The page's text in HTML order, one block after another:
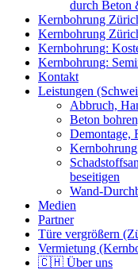
durch Beton
Kernbohrung
Kernbohrung
Kernbohrung:
Kernbohrung:
Kontakt
Leistungen
Abbruch,
Beton
Demontage,
beseitigen
Wand-
Medien
Partner
Türe vergrößern
Vermietung
🇨🇭 Über uns